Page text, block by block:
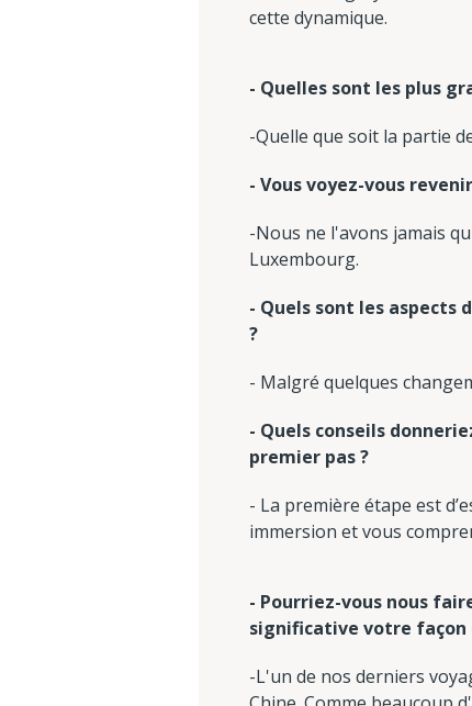
cette dynamique.
- Quelles sont les plus
-Quelle que soit la partie
- Vous voyez-vous
-Nous ne l'avons jamais
Luxembourg.
- Quels sont les aspects
?
- Malgré quelques
- Quels conseils
premier pas ?
- La première étape est
immersion et vous
- Pourriez-vous nous
significative votre façon
-L'un de nos derniers